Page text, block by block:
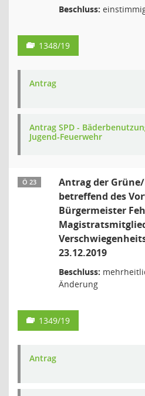
Beschluss:
1348/19
Antrag
Antrag SPD -
Jugend-Feuerwehr
Ö 23
Antrag der
betreffend des
Bürgermeister
23.12.2019
Beschluss:
Änderung
1349/19
Antrag